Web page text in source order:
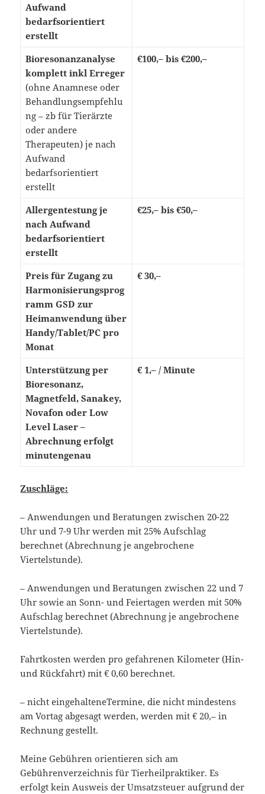
Aufwand
bedarfsorientiert
erstellt
Bioresonanzanalyse
komplett inkl Erreger
(ohne Anamnese oder
Behandlungsempfehlu
ng – zb für Tierärzte
oder andere
Therapeuten) je nach
Aufwand
bedarfsorientiert
erstellt
€100,– bis €200,–
Allergentestung je
nach Aufwand
bedarfsorientiert
erstellt
€25,– bis €50,–
Preis für Zugang zu
Harmonisierungsprog
ramm GSD zur
Heimanwendung über
Handy/Tablet/PC pro
Monat
€ 30,–
Unterstützung per
Bioresonanz,
Magnetfeld, Sanakey,
Novafon oder Low
Level Laser –
Abrechnung erfolgt
minutengenau
€ 1,– / Minute
Zuschläge:
– Anwendungen und Beratungen zwischen 20-22
Uhr und 7-9 Uhr werden mit 25% Aufschlag
berechnet (Abrechnung je angebrochene
Viertelstunde).
– Anwendungen und Beratungen zwischen 22 und 7
Uhr sowie an Sonn- und Feiertagen werden mit 50%
Aufschlag berechnet (Abrechnung je angebrochene
Viertelstunde).
Fahrtkosten werden pro gefahrenen Kilometer (Hin-
und Rückfahrt) mit € 0,60 berechnet.
– nicht eingehalteneTermine, die nicht mindestens
am Vortag abgesagt werden, werden mit € 20,– in
Rechnung gestellt.
Meine Gebühren orientieren sich am
Gebührenverzeichnis für Tierheilpraktiker. Es
erfolgt kein Ausweis der Umsatzsteuer aufgrund der